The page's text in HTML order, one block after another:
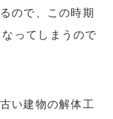
ので、この時期
ってしまうので
い建物の解体工